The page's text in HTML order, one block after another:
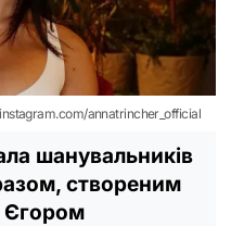
annatrincher_official
шанувальників
створеним
Єгором